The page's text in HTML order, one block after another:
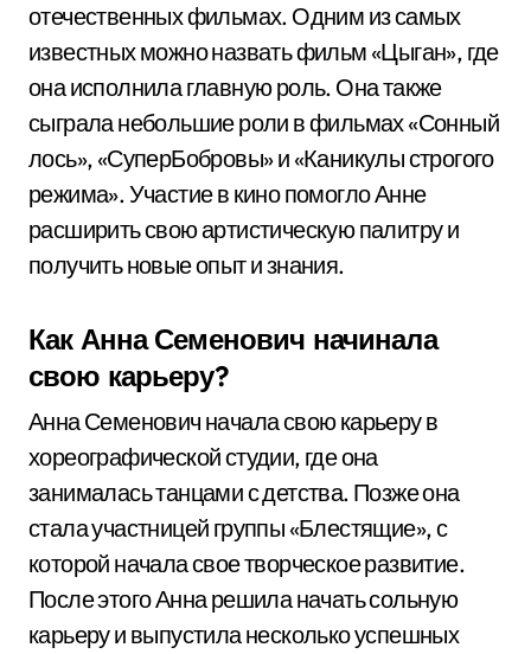
отечественных фильмах. Одним из самых
известных можно назвать фильм «Цыган», где
она исполнила главную роль. Она также
сыграла небольшие роли в фильмах «Сонный
лось», «СуперБобровы» и «Каникулы строгого
режима». Участие в кино помогло Анне
расширить свою артистическую палитру и
получить новые опыт и знания.
Как Анна Семенович начинала
свою карьеру?
Анна Семенович начала свою карьеру в
хореографической студии, где она
занималась танцами с детства. Позже она
стала участницей группы «Блестящие», с
которой начала свое творческое развитие.
После этого Анна решила начать сольную
карьеру и выпустила несколько успешных